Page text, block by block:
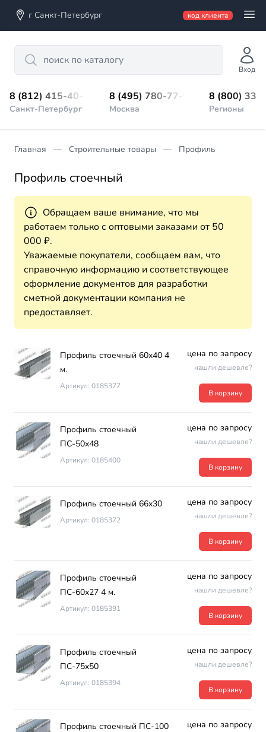
г Санкт-Петербург код клиента
Search
Вход
8 (812) 415-40-45
Санкт-Петербург
8 (495) 780-77-98
Москва
8 (800)
Регионы
Главная Строительные товары Профиль
Профиль стоечный
Обращаем ваше внимание, что мы
работаем только с оптовыми заказами от 50
000 ₽.
Уважаемые покупатели, сообщаем вам, что
справочную информацию и соответствующее
оформление документов для разработки
сметной документации компания не
предоставляет.
Профиль стоечный 60х40 4
м.
Артикул: 0185377
цена по запросу
нашли дешевле?
В корзину
Профиль стоечный
ПС-50х48
Артикул: 0185400
цена по запросу
нашли дешевле?
В корзину
Профиль стоечный 66х30
Артикул: 0185372
цена по запросу
нашли дешевле?
В корзину
Профиль стоечный
ПС-60х27 4 м.
Артикул: 0185391
цена по запросу
нашли дешевле?
В корзину
Профиль стоечный
ПС-75х50
Артикул: 0185394
цена по запросу
нашли дешевле?
В корзину
Профиль стоечный ПС-100 цена по запросу